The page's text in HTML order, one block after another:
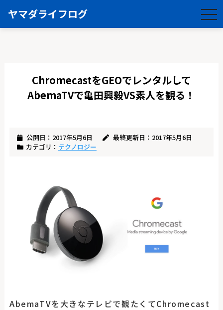
ヤマダライフログ
ChromecastをGEOでレンタルして
AbemaTVで亀田興毅VS素人を観る！
公開日：2017年5月6日
最終更新日：2017年5月6日
カテゴリ： テクノロジー
AbemaTVを大きなテレビで観たくてChromecast